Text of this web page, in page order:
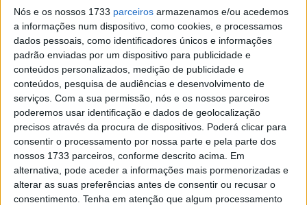
Nós e os nossos 1733 parceiros armazenamos e/ou acedemos
a informações num dispositivo, como cookies, e processamos
dados pessoais, como identificadores únicos e informações
padrão enviadas por um dispositivo para publicidade e
conteúdos personalizados, medição de publicidade e
conteúdos, pesquisa de audiências e desenvolvimento de
serviços. Com a sua permissão, nós e os nossos parceiros
poderemos usar identificação e dados de geolocalização
precisos através da procura de dispositivos. Poderá clicar para
consentir o processamento por nossa parte e pela parte dos
nossos 1733 parceiros, conforme descrito acima. Em
alternativa, pode aceder a informações mais pormenorizadas e
alterar as suas preferências antes de consentir ou recusar o
consentimento. Tenha em atenção que algum processamento
MotoGP: Jack Miller compara Yamaha R1 a
uma Moto3 e aproxima-se do WorldSBK
7 AGOSTO, 2026
O Grande Prémio Red Bull de España verá o Circuito de
Jerez-Angel Nieto acolher o regresso à competição, com
a questão de quando voltaríamos a correr agora
substituída por muitas mais.